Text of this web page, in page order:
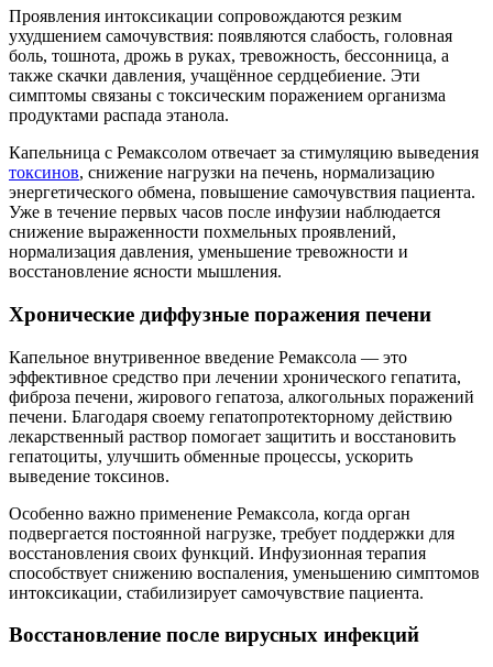
Проявления интоксикации сопровождаются резким
ухудшением самочувствия: появляются слабость, головная
боль, тошнота, дрожь в руках, тревожность, бессонница, а
также скачки давления, учащённое сердцебиение. Эти
симптомы связаны с токсическим поражением организма
продуктами распада этанола.
Капельница с Ремаксолом отвечает за стимуляцию выведения
токсинов, снижение нагрузки на печень, нормализацию
энергетического обмена, повышение самочувствия пациента.
Уже в течение первых часов после инфузии наблюдается
снижение выраженности похмельных проявлений,
нормализация давления, уменьшение тревожности и
восстановление ясности мышления.
Хронические диффузные поражения печени
Капельное внутривенное введение Ремаксола — это
эффективное средство при лечении хронического гепатита,
фиброза печени, жирового гепатоза, алкогольных поражений
печени. Благодаря своему гепатопротекторному действию
лекарственный раствор помогает защитить и восстановить
гепатоциты, улучшить обменные процессы, ускорить
выведение токсинов.
Особенно важно применение Ремаксола, когда орган
подвергается постоянной нагрузке, требует поддержки для
восстановления своих функций. Инфузионная терапия
способствует снижению воспаления, уменьшению симптомов
интоксикации, стабилизирует самочувствие пациента.
Восстановление после вирусных инфекций